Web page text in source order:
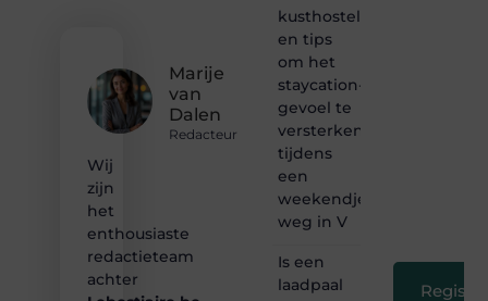
Marije
van
Dalen
Redacteur
Wij
zijn
het
enthousiaste
redactieteam
achter
kusthostels
en tips
om het
staycation-
gevoel te
versterken
tijdens
een
weekendje
weg in V
Is een
laadpaal